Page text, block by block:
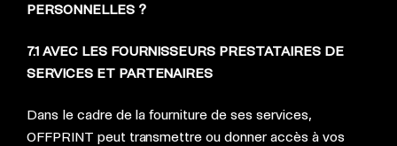
PERSONNELLES ?
7.1 AVEC LES FOURNISSEURS PRESTATAIRES DE
SERVICES ET PARTENAIRES
Dans le cadre de la fourniture de ses services,
OFFPRINT peut transmettre ou donner accès à vos